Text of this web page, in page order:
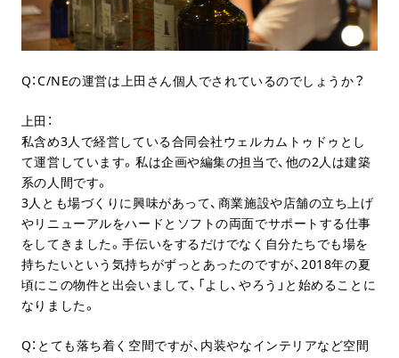
Q：C/NEの運営は上田さん個人でされているのでしょうか？
上田：
私含め3人で経営している合同会社ウェルカムトゥドゥとし
て運営しています。私は企画や編集の担当で、他の2人は建築
系の人間です。
3人とも場づくりに興味があって、商業施設や店舗の立ち上げ
やリニューアルをハードとソフトの両面でサポートする仕事
をしてきました。手伝いをするだけでなく自分たちでも場を
持ちたいという気持ちがずっとあったのですが、2018年の夏
頃にこの物件と出会いまして、「よし、やろう」と始めることに
なりました。
Q：とても落ち着く空間ですが、内装やなインテリアなど空間